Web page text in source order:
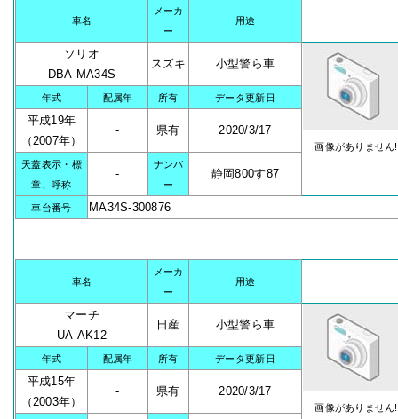
車名
メーカ
ー
用途
ソリオ
DBA-MA34S
スズキ 小型警ら車
画像がありません!
年式 配属年 所有 データ更新日
平成19年
（2007年）
- 県有 2020/3/17
天蓋表示・標
章、呼称
-
ナンバ
ー
静岡800す87
車台番号 MA34S-300876
車名
メーカ
ー
用途
マーチ
UA-AK12
日産 小型警ら車
画像がありません!
年式 配属年 所有 データ更新日
平成15年
（2003年）
- 県有 2020/3/17